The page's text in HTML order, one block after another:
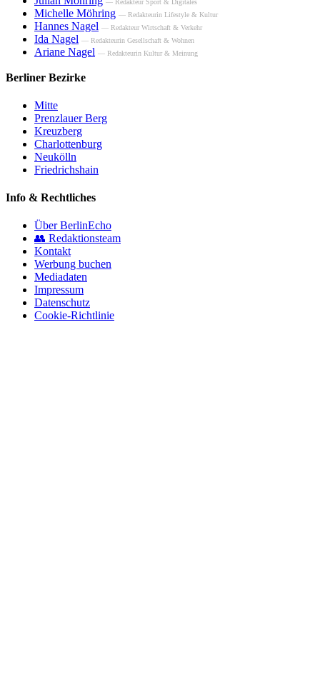
Michelle Möhring — Redakteurin Lifestyle & Kultur
Hannes Nagel — Redakteur Wirtschaft & Verkehr
Ida Nagel — Redakteurin Gesellschaft & Wohnen
Ariane Nagel — Redakteurin Kultur & Meinung
Berliner Bezirke
Mitte
Prenzlauer Berg
Kreuzberg
Charlottenburg
Neukölln
Friedrichshain
Info & Rechtliches
Über BerlinEcho
👥 Redaktionsteam
Kontakt
Werbung buchen
Mediadaten
Impressum
Datenschutz
Cookie-Richtlinie